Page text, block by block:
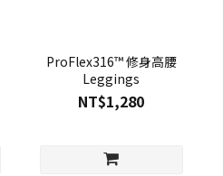
ProFlex316™ 修身高腰
Leggings
NT$1,280